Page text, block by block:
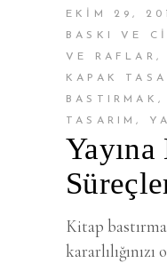
EKIM 29,
BASKI VE
VE RAFLAR ,
KAPAK
BASTIRMAK ,
TASARIM,
Yayına
Kitap